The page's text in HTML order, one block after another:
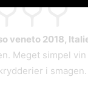
veneto 2018,
Meget simpel vin
i